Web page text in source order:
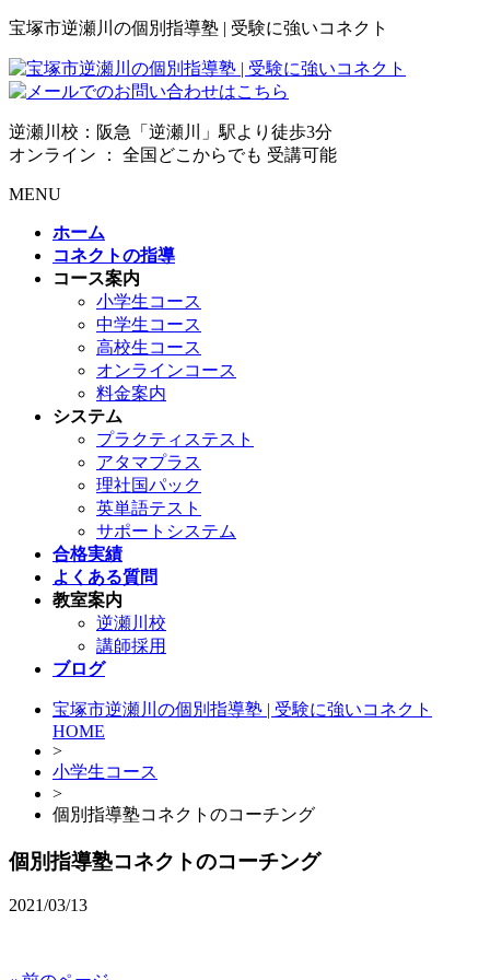
宝塚市逆瀬川の個別指導塾 | 受験に強いコネクト
逆瀬川校：阪急「逆瀬川」駅より徒歩3分
オンライン ： 全国どこからでも 受講可能
MENU
ホーム
コネクトの指導
コース案内
小学生コース
中学生コース
高校生コース
オンラインコース
料金案内
システム
プラクティステスト
アタマプラス
理社国パック
英単語テスト
サポートシステム
合格実績
よくある質問
教室案内
逆瀬川校
講師採用
ブログ
宝塚市逆瀬川の個別指導塾 | 受験に強いコネクト
HOME
>
小学生コース
>
個別指導塾コネクトのコーチング
個別指導塾コネクトのコーチング
2021/03/13